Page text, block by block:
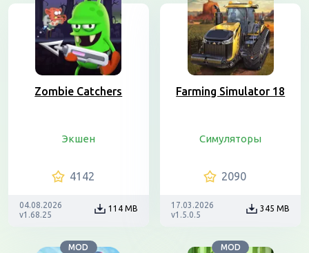
Zombie Catchers
Экшен
4142
04.08.2026
v1.68.25
114 MB
Farming Simulator 18
Симуляторы
2090
17.03.2026
v1.5.0.5
345 MB
MOD MOD